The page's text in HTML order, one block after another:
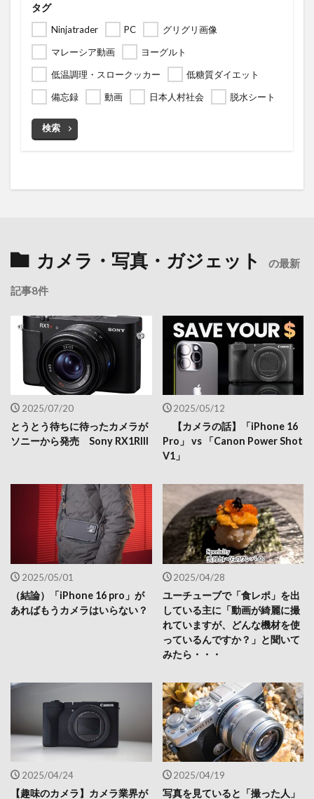
タグ
Ninjatrader PC
グリグリ画像
マレーシア動画
ヨーグルト
低温調理・スロークッカー
低糖質ダイエット
備忘録
動画 日本人村社会 脱水シート
検索
カメラ・写真・ガジェット の最新
記事8件
2025/07/20
とうとう待ちに待ったカメラが
ソニーから発売 Sony RX1RIII
2025/05/12
【カメラの話】「iPhone 16
Pro」 vs 「Canon Power Shot
V1」
2025/05/01
（結論）「iPhone 16 pro」が
あればもうカメラはいらない？
2025/04/28
ユーチューブで「食レポ」を出
している主に「動画が綺麗に撮
れていますが、どんな機材を使
っているんですか？」と聞いて
みたら・・・
2025/04/24
【趣味のカメラ】カメラ業界が
2025/04/19
写真を見ていると「撮った人」